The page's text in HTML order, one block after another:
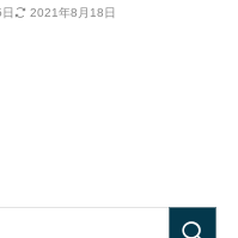
2021年8月18日